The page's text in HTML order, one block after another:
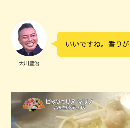
大川豊治
いいですね。香りが